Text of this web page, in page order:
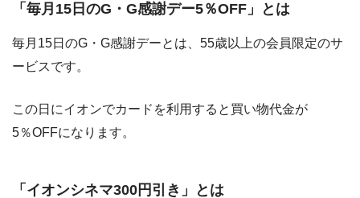
「毎月15日のG・G感謝デー5％OFF」とは
毎月15日のG・G感謝デーとは、55歳以上の会員限定のサ
ービスです。
この日にイオンでカードを利用すると買い物代金が
5％OFFになります。
「イオンシネマ300円引き」とは